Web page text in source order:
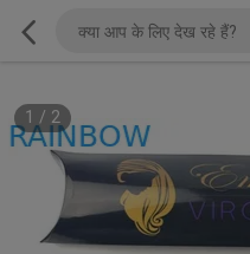
1 / 2